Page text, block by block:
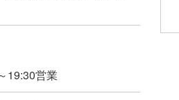
19:30営業